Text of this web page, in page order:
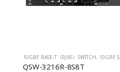
10GBE BASE-T（RJ45）SWITCH, 10GBE SFP+ SWITCH
QSW-3216R-8S8T